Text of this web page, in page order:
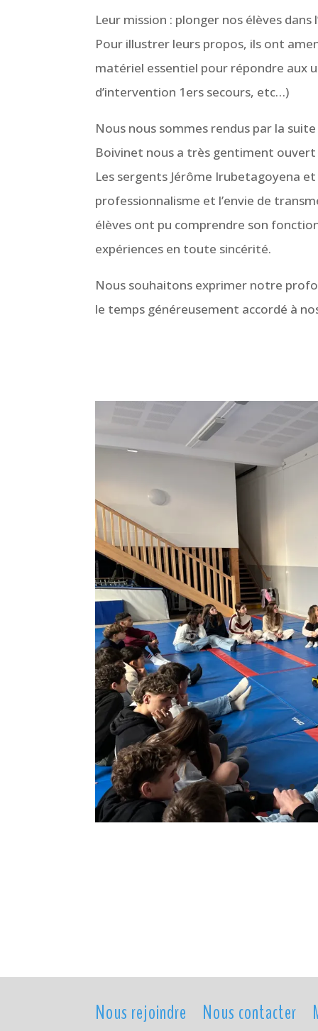
Leur mission : plonger nos élèves
Pour illustrer leurs propos, ils ont
matériel essentiel pour répondre aux
d’intervention 1ers secours, etc…)
Nous nous sommes rendus par la
Boivinet nous a très gentiment ouvert
Les sergents Jérôme Irubetagoyena
professionnalisme et l’envie de
élèves ont pu comprendre son
expériences en toute sincérité.
Nous souhaitons exprimer notre
le temps généreusement accordé à
Nous rejoindre Nous contacter